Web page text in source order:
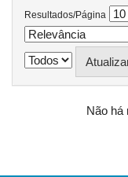
Resultados/Página
Não há